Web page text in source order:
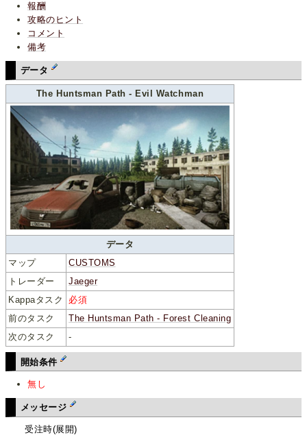
報酬
攻略のヒント
コメント
備考
データ
The Huntsman Path - Evil Watchman
データ
マップ
CUSTOMS
トレーダー
Jaeger
Kappaタスク
必須
前のタスク
The Huntsman Path - Forest Cleaning
次のタスク
-
開始条件
無し
メッセージ
受注時(展開)